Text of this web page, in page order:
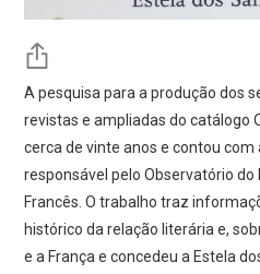
A pesquisa para a produção dos
revistas e ampliadas do catálogo
cerca de vinte anos e contou com
responsável pelo Observatório
Francês. O trabalho traz
histórico da relação literária e,
e a França e concedeu a Estela